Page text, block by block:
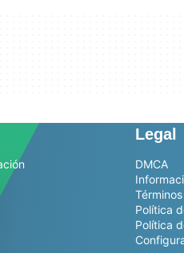
Legal
DMCA
Política
Política